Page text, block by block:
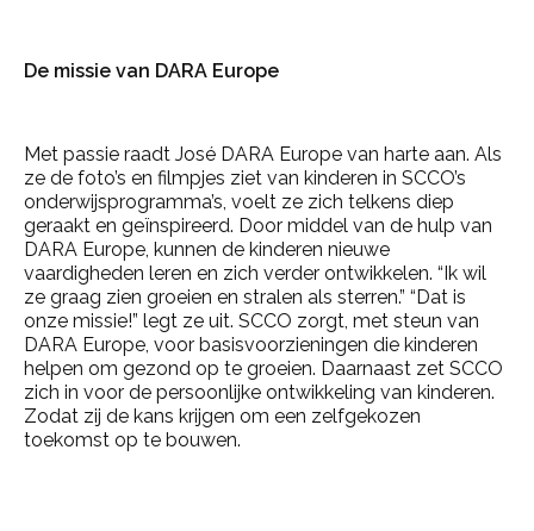
De missie van DARA Europe
Met passie raadt José DARA Europe van harte aan. Als
ze de foto’s en filmpjes ziet van kinderen in SCCO’s
onderwijsprogramma’s, voelt ze zich telkens diep
geraakt en geïnspireerd. Door middel van de hulp van
DARA Europe, kunnen de kinderen nieuwe
vaardigheden leren en zich verder ontwikkelen. “Ik wil
ze graag zien groeien en stralen als sterren.” “Dat is
onze missie!” legt ze uit. SCCO zorgt, met steun van
DARA Europe, voor basisvoorzieningen die kinderen
helpen om gezond op te groeien. Daarnaast zet SCCO
zich in voor de persoonlijke ontwikkeling van kinderen.
Zodat zij de kans krijgen om een zelfgekozen
toekomst op te bouwen.